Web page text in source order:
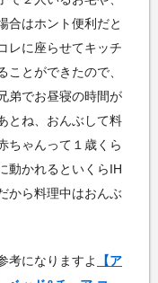
合はホント便利だと
レに座らせてキッチ
ことができたので、
弟でお昼寝の時間が
とね、おんぶして料
ちゃんって１歳くら
動かれるといくらIH
から料理中はおんぶ
考になりますよ
【ア